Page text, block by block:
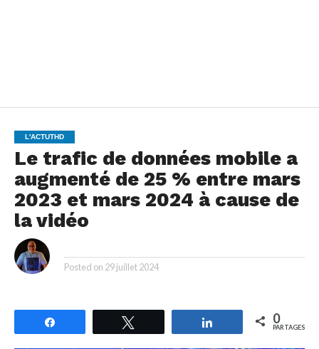
L'ACTUTHD
Le trafic de données mobile a
augmenté de 25 % entre mars
2023 et mars 2024 à cause de
la vidéo
Posted on 29 juillet 2024
Partagez 0
PARTAGES